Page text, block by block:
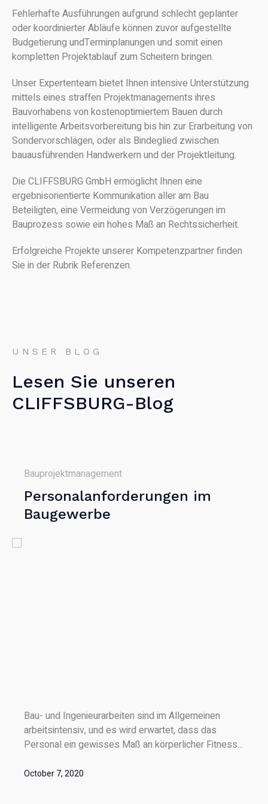
Fehlerhafte Ausführungen aufgrund schlecht geplanter
oder koordinierter Abläufe können zuvor aufgestellte
Budgetierung undTerminplanungen und somit einen
kompletten Projektablauf zum Scheitern bringen.
Unser Expertenteam bietet Ihnen intensive Unterstützung
mittels eines straffen Projektmanagements ihres
Bauvorhabens von kostenoptimiertem Bauen durch
intelligente Arbeitsvorbereitung bis hin zur Erarbeitung von
Sondervorschlägen, oder als Bindeglied zwischen
bauausführenden Handwerkern und der Projektleitung.
Die CLIFFSBURG GmbH ermöglicht Ihnen eine
ergebnisorientierte Kommunikation aller am Bau
Beteiligten, eine Vermeidung von Verzögerungen im
Bauprozess sowie ein hohes Maß an Rechtssicherheit.
Erfolgreiche Projekte unserer Kompetenzpartner finden
Sie in der Rubrik Referenzen.
UNSER BLOG
Lesen Sie unseren
CLIFFSBURG-Blog
Bauprojektmanagement
Personalanforderungen im
Baugewerbe
Bau- und Ingenieurarbeiten sind im Allgemeinen
arbeitsintensiv, und es wird erwartet, dass das
Personal ein gewisses Maß an körperlicher Fitness...
October 7, 2020